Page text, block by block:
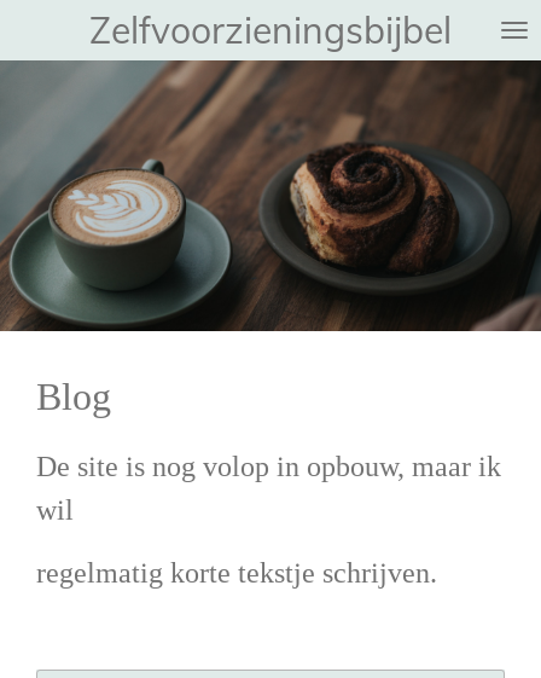
hoofdinhoud
Zelfvoorzieningsbijbel
Blog
De site is nog volop in opbouw, maar ik
wil
regelmatig korte tekstje schrijven.